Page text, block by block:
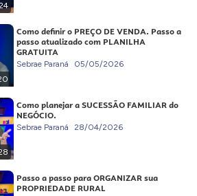
Como definir o PREÇO DE VENDA. Passo a
passo atualizado com PLANILHA
GRATUITA
Sebrae Paraná 05/05/2026
Como planejar a SUCESSÃO FAMILIAR do
NEGÓCIO.
Sebrae Paraná 28/04/2026
Passo a passo para ORGANIZAR sua
PROPRIEDADE RURAL